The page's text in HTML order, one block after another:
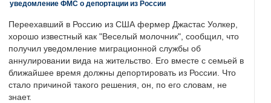
уведомление ФМС о депортации из России
Переехавший в Россию из США фермер Джастас Уолкер,
хорошо известный как "Веселый молочник", сообщил, что
получил уведомление миграционной службы об
аннулировании вида на жительство. Его вместе с семьей в
ближайшее время должны депортировать из России. Что
стало причиной такого решения, он, по его словам, не
знает.